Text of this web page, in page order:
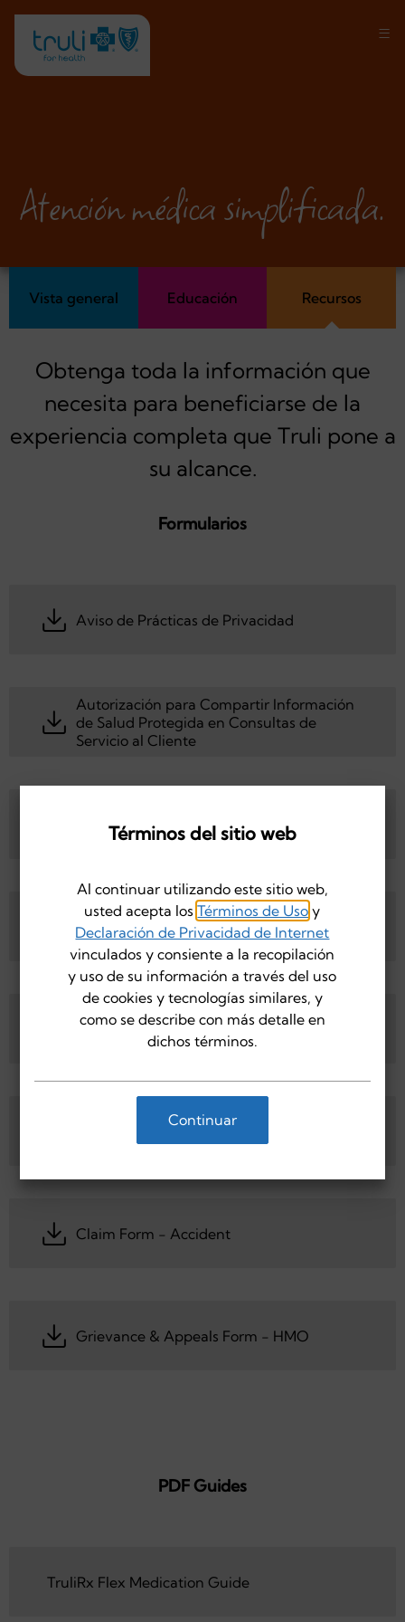
Atención médica simplificada.
Vista general Educación Recursos
Obtenga toda la información que
necesita para beneficiarse de la
experiencia completa que Truli pone a
su alcance.
Formularios
Aviso de Prácticas de Privacidad
Aviso de Prácticas de Privacidad
Autorización para Compartir Información
de Salud Protegida en Consultas de
Servicio al Cliente
Salud Protegida en Consultas de Servicio al
Registros de Información de Salud
Protegida
Autorización para Divulgación de Registros de
Información de Salud Protegida
Solicitud de Acceso a Regustros de
Información de Salud Protegida
Solicitud de Acceso a Regustros de
Información de Salud Protegida
Claim Form - Pharmacy
Claim Form - Pharmacy
Claim Form - Medical
Claim Form - Medical
Claim Form - Accident
Claim Form - Accident
Grievance & Appeals Form - HMO
PDF Guides
TruliRx Flex Medication Guide
Términos del sitio web
Al continuar utilizando este sitio web,
usted acepta losTérminos de Uso y
Declaración de Privacidad de Internet
vinculados y consiente a la recopilación
y uso de su información a través del uso
de cookies y tecnologías similares, y
como se describe con más detalle en
dichos términos.
Continuar